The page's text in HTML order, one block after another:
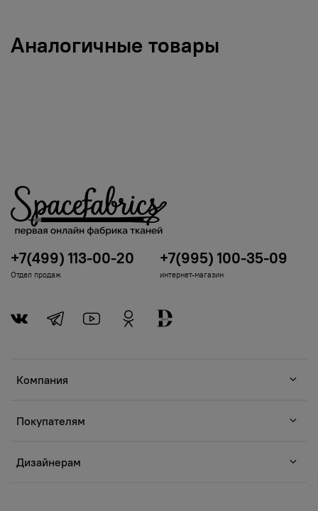
Аналогичные товары
Компания
Покупателям
Дизайнерам
+7(499) 113-00-20
Отдел продаж
+7(995) 100-35-09
интернет-магазин